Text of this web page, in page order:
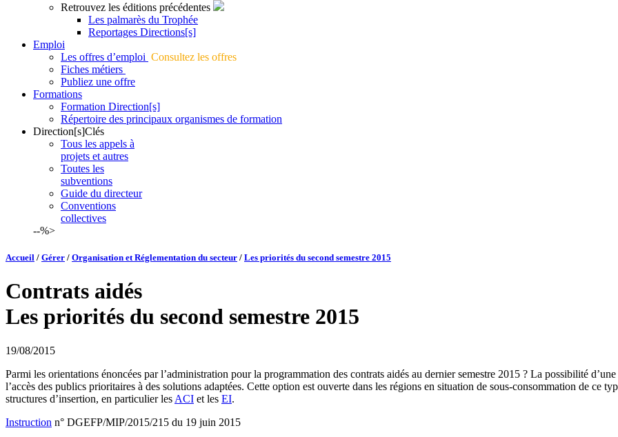
Retrouvez les éditions précédentes
Les palmarès du Trophée
Reportages Directions[s]
Emploi
Les offres d’emploi Consultez les offres
Fiches métiers
Publiez une offre
Formations
Formation Direction[s]
Répertoire des principaux organismes de formation
Direction[s]Clés
Tous les appels à
projets et autres
Toutes les
subventions
Guide du directeur
Conventions
collectives
--%>
Accueil / Gérer / Organisation et Réglementation du secteur / Les priorités du second semestre 2015
Contrats aidés
Les priorités du second semestre 2015
19/08/2015
Parmi les orientations énoncées par l’administration pour la programmation des contrats aidés au dernier semestre 2015 ? La possibilité
l’accès des publics prioritaires à des solutions adaptées. Cette option est ouverte dans les régions en situation de sous-consommation de ce
structures d’insertion, en particulier les ACI et les EI.
Instruction n° DGEFP/MIP/2015/215 du 19 juin 2015